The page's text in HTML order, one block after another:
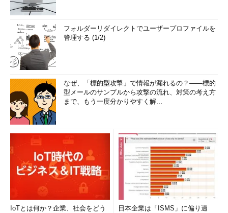
フォルダーリダイレクトでユーザープロファイルを
管理する (1/2)
なぜ、「標的型攻撃」で情報が漏れるの？――標的
型メールのサンプルから攻撃の流れ、対策の考え方
まで、もう一度分かりやすく解...
IoTとは何か？企業、社会をどう
日本企業は「ISMS」に偏り過